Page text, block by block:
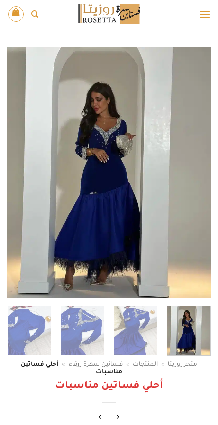
للمحتوى
متجر روزيتا » المنتجات » فساتين سهرة زرقاء »
أحلي فساتين
مناسبات
أحلي فساتين مناسبات